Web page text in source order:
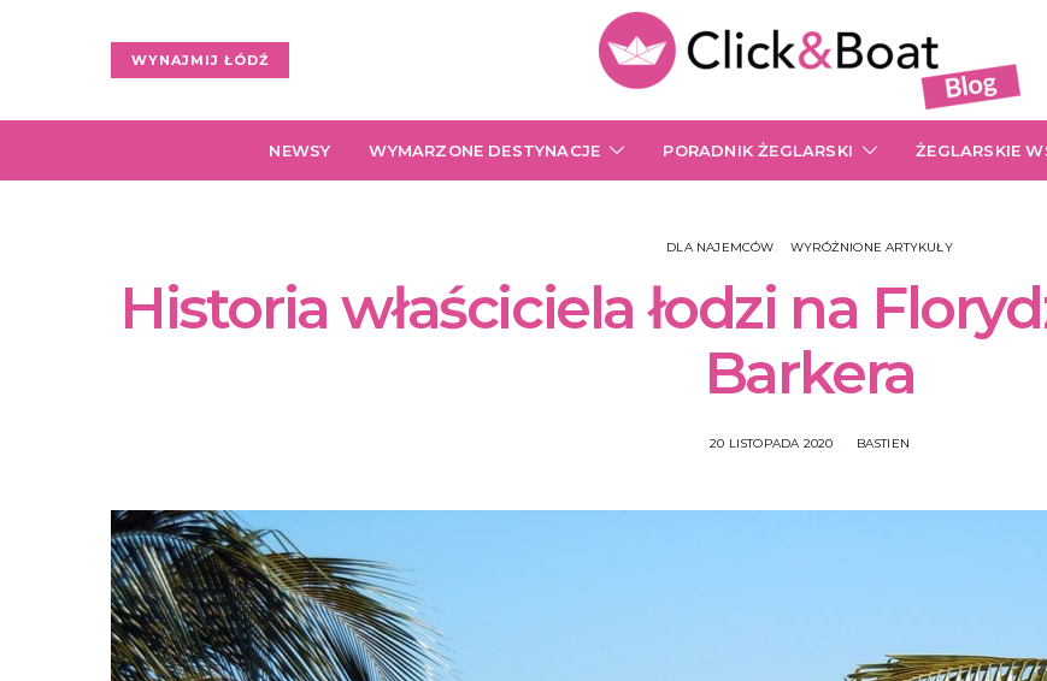
WYNAJMIJ ŁÓDŹ
NEWSY WYMARZONE DESTYNACJE PORADNIK ŻEGLARSKI ŻEGLARSKIE
DLA NAJEMCÓW WYRÓŻNIONE ARTYKUŁY
Historia właściciela łodzi na
Barkera
20 LISTOPADA 2020 BASTIEN